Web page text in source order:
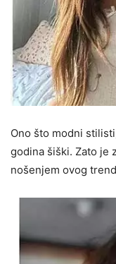
Ono što modni
godina šiški. Zato je
nošenjem ovog